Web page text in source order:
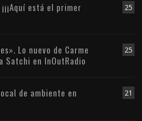
25
está el primer
25
Lo nuevo de Carme
Satchi en InOutRadio
21
de ambiente en